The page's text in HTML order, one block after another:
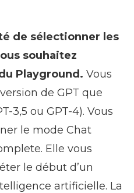
de sélectionner les
souhaitez
Playground. Vous
de GPT que
3,5 ou GPT-4). Vous
le mode Chat
Elle vous
le début d’un
artificielle. La